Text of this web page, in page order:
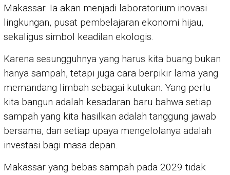
Makassar. Ia akan menjadi laboratorium inovasi
lingkungan, pusat pembelajaran ekonomi hijau,
sekaligus simbol keadilan ekologis.
Karena sesungguhnya yang harus kita buang bukan
hanya sampah, tetapi juga cara berpikir lama yang
memandang limbah sebagai kutukan. Yang perlu
kita bangun adalah kesadaran baru bahwa setiap
sampah yang kita hasilkan adalah tanggung jawab
bersama, dan setiap upaya mengelolanya adalah
investasi bagi masa depan.
Makassar yang bebas sampah pada 2029 tidak